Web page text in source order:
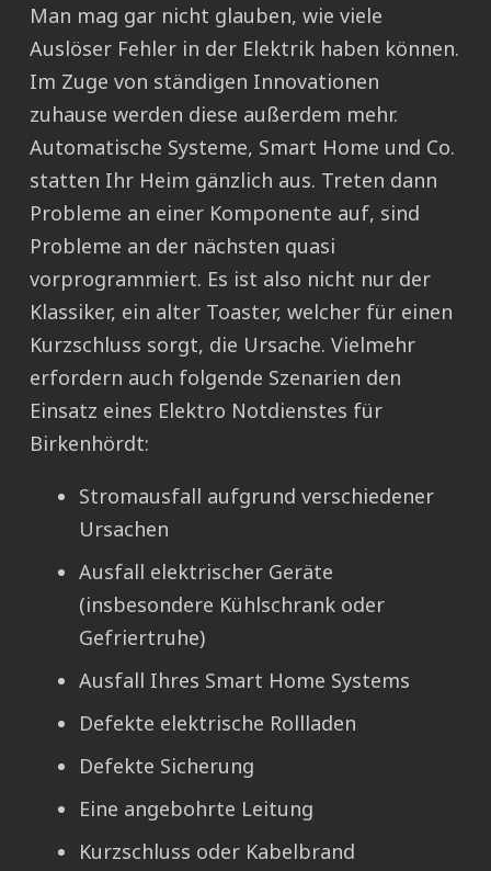
Man mag gar nicht glauben, wie viele
Auslöser Fehler in der Elektrik haben können.
Im Zuge von ständigen Innovationen
zuhause werden diese außerdem mehr.
Automatische Systeme, Smart Home und Co.
statten Ihr Heim gänzlich aus. Treten dann
Probleme an einer Komponente auf, sind
Probleme an der nächsten quasi
vorprogrammiert. Es ist also nicht nur der
Klassiker, ein alter Toaster, welcher für einen
Kurzschluss sorgt, die Ursache. Vielmehr
erfordern auch folgende Szenarien den
Einsatz eines Elektro Notdienstes für
Birkenhördt:
Stromausfall aufgrund verschiedener
Ursachen
Ausfall elektrischer Geräte
(insbesondere Kühlschrank oder
Gefriertruhe)
Ausfall Ihres Smart Home Systems
Defekte elektrische Rollladen
Defekte Sicherung
Eine angebohrte Leitung
Kurzschluss oder Kabelbrand